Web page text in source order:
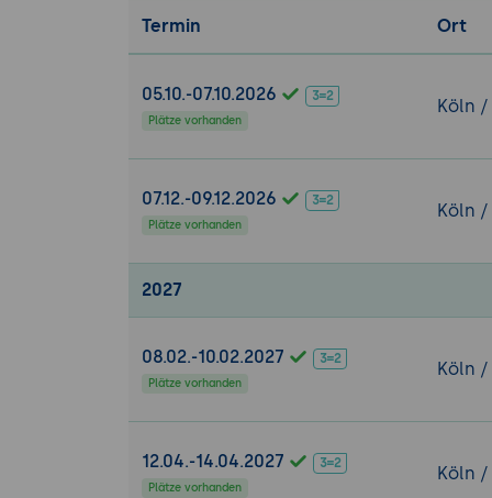
Ergebnisse
Vision-
auf
Termin Ort
05.10.-07.10.2026
Plätze vorhanden
Köln
07.12.-09.12.2026
Plätze vorhanden
Köln
2027
08.02.-10.02.2027
Plätze vorhanden
Köln
12.04.-14.04.2027
Plätze vorhanden
Köln